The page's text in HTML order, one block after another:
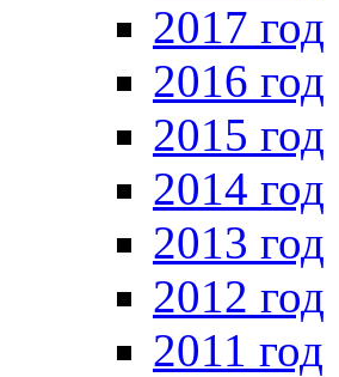
2017 год
2016 год
2015 год
2014 год
2013 год
2012 год
2011 год